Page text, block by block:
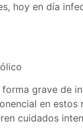
hoy en día
grave de
en estos
cuidados